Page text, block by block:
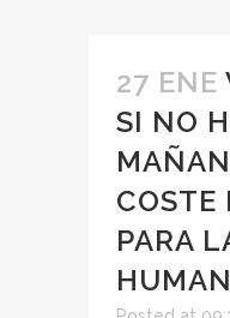
27 ENE
SI NO
COSTE
PARA